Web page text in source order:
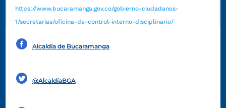
https://www.bucaramanga.gov.co/gobierno-ciudadanos-
1/secretarias/oficina-de-control-interno-disciplinario/
Alcaldía de Bucaramanga
@AlcaldíaBGA